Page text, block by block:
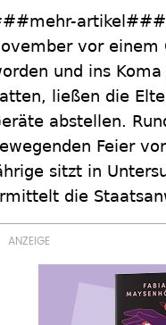
vor einem
und ins
ließen die
abstellen.
Feier
sitzt in
die